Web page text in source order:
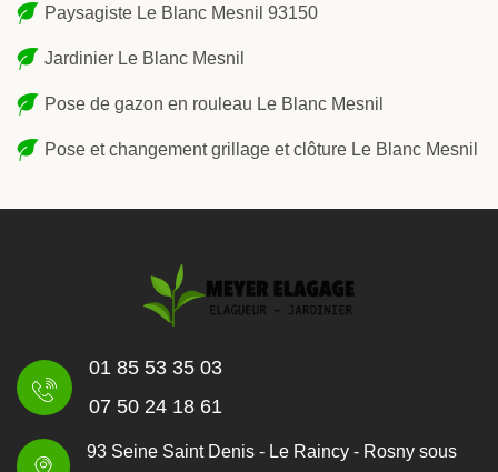
Paysagiste Le Blanc Mesnil 93150
Jardinier Le Blanc Mesnil
Pose de gazon en rouleau Le Blanc Mesnil
Pose et changement grillage et clôture Le Blanc Mesnil
01 85 53 35 03
07 50 24 18 61
93 Seine Saint Denis - Le Raincy - Rosny sous